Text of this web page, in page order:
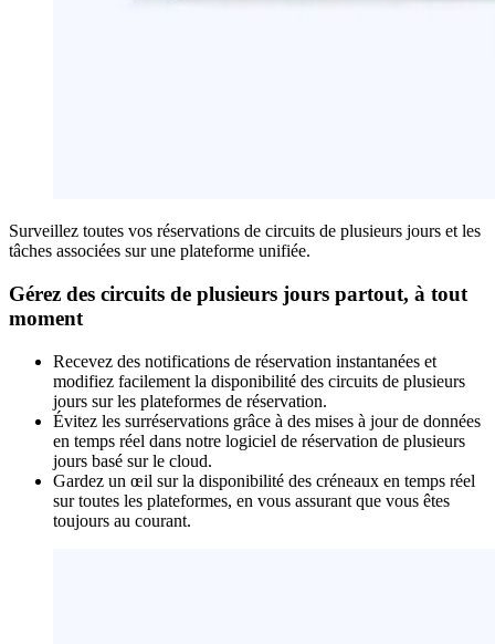
Surveillez toutes vos réservations de circuits de plusieurs jours et les
tâches associées sur une plateforme unifiée.
Gérez des circuits de plusieurs jours partout, à tout
moment
Recevez des notifications de réservation instantanées et
modifiez facilement la disponibilité des circuits de plusieurs
jours sur les plateformes de réservation.
Évitez les surréservations grâce à des mises à jour de données
en temps réel dans notre logiciel de réservation de plusieurs
jours basé sur le cloud.
Gardez un œil sur la disponibilité des créneaux en temps réel
sur toutes les plateformes, en vous assurant que vous êtes
toujours au courant.